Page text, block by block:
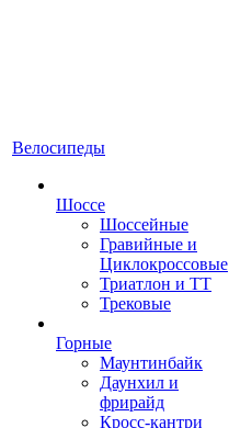
Велосипеды
Шоссе
Шоссейные
Гравийные и
Циклокроссовые
Триатлон и ТТ
Трековые
Горные
Маунтинбайк
Даунхил и
фрирайд
Кросс-кантри